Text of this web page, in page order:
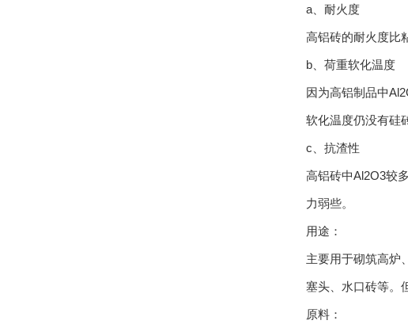
a、耐火度
高铝砖的耐火度比
b、荷重软化温度
因为高铝制品中
软化温度仍没有硅
c、抗渣性
高铝砖中Al2O3较
力弱些。
用途：
主要用于砌筑高炉
塞头、水口砖等。
原料：